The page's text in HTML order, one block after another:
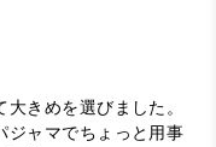
きめを選びました。
ジャマでちょっと用事